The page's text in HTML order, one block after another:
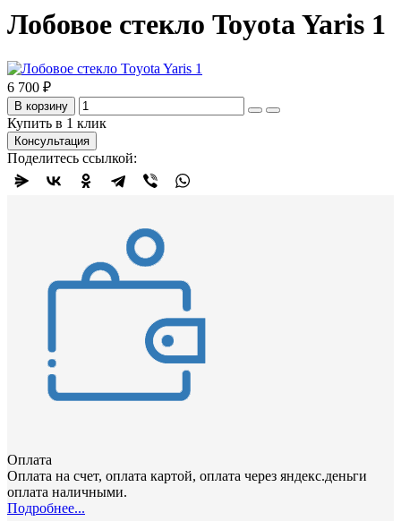
Лобовое стекло Toyota Yaris 1
6 700 ₽
В корзину
Купить в 1 клик
Консультация
Поделитесь ссылкой:
Оплата
Оплата на счет, оплата картой, оплата через яндекс.деньги
оплата наличными.
Подробнее...